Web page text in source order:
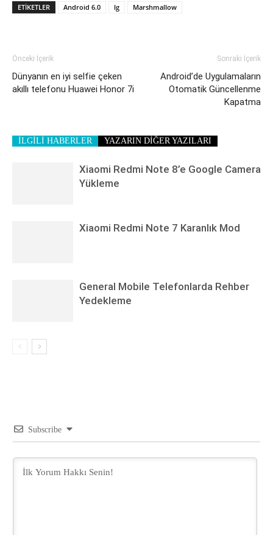
ETIKETLER Android 6.0 lg Marshmallow
Önceki İçerik
Dünyanın en iyi selfie çeken
akıllı telefonu Huawei Honor 7i
Sonraki İçerik
Android’de Uygulamaların
Otomatik Güncellenme
Kapatma
İLGİLİ HABERLER YAZARIN DİĞER YAZILARI
Xiaomi Redmi Note 8’e Google Camera
Yükleme
Xiaomi Redmi Note 7 Karanlık Mod
General Mobile Telefonlarda Rehber
Yedekleme
Subscribe